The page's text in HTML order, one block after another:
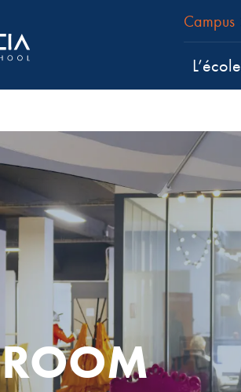
Campus
L’école